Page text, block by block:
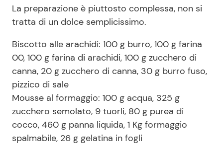
Contattaci
Pubblicità
Privacy Policy
La preparazione è piuttosto complessa, non si
tratta di un dolce semplicissimo.
Biscotto alle arachidi: 100 g burro, 100 g farina
00, 100 g farina di arachidi, 100 g zucchero di
canna, 20 g zucchero di canna, 30 g burro fuso,
pizzico di sale
Mousse al formaggio: 100 g acqua, 325 g
zucchero semolato, 9 tuorli, 80 g purea di
cocco, 460 g panna liquida, 1 Kg formaggio
spalmabile, 26 g gelatina in fogli